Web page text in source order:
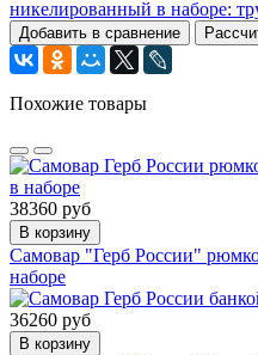
Добавить в сравнение
Похожие товары
38360 руб
В корзину
Самовар "Герб России"
наборе
36260 руб
В корзину